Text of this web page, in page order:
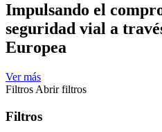
Impulsando el
seguridad vial a
Europea
Ver más
Filtros Abrir filtros
Filtros